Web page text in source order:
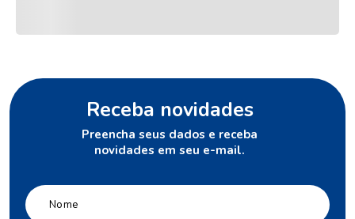
Receba novidades
Preencha seus dados e receba
novidades em seu e-mail.